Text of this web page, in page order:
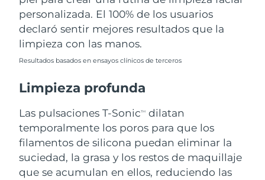
personalizada. El 100% de los usuarios
declaró sentir mejores resultados que la
limpieza con las manos.
Resultados basados en ensayos clínicos de terceros
Limpieza profunda
Las pulsaciones T-SonicTM
dilatan
temporalmente los poros para que los
filamentos de silicona puedan eliminar la
suciedad, la grasa y los restos de maquillaje
que se acumulan en ellos, reduciendo las
Filipinas Entrega prevista
Polonia
Portugal
Puerto Rico Entrega prevista
Catar Entrega prevista
Reunión Entrega prevista8/14/26